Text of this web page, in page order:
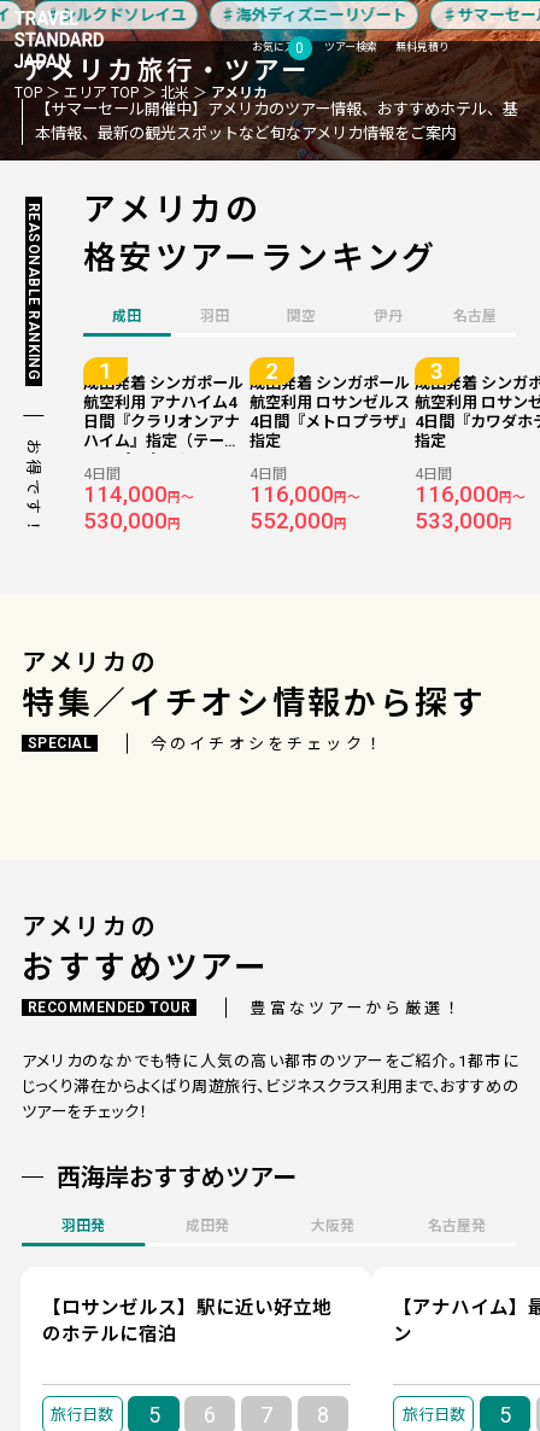
お気に入り
0 無料見積り
ツアー検索
TOP エリア TOP 北米 アメリカ
アメリカ 旅行・ツアー
【サマーセール開催中】アメリカのツアー情報、おすすめホテル、基
本情報、最新の観光スポットなど旬なアメリカ情報をご案内
シルクドソレイユ 海外ディズニーリゾート サマーセール
アメリカの
格安ツアーランキング
REASONABLE RANKING
お得です！
成田 羽田 関空 伊丹 名古屋
成田発着 シンガポール
航空利用 アナハイム4
日間『クラリオンアナ
ハイム』指定（テー
手配も可能です♪）
4日間
114,000円～
530,000円
成田発着 シンガポール
航空利用 ロサンゼルス
4日間『メトロプラザ』
指定
4日間
116,000 円～
552,000 円
成田発着 シンガ
航空利用 ロサン
4日間『カワダホ
指定
4日間
116,000円～
533,000円
アメリカの
特集／イチオシ情報から探す
SPECIAL 今のイチオシをチェック！
アメリカの
おすすめツアー
RECOMMENDED TOUR 豊富なツアーから厳選！
アメリカのなかでも特に人気の高い都市のツアーをご紹介。1都市に
じっくり滞在からよくばり周遊旅行、ビジネスクラス利用まで、おすすめの
ツアーをチェック！
西海岸おすすめツアー
羽田発 成田発 大阪発 名古屋発
【ロサンゼルス】駅に近い好立地
のホテルに宿泊
5 6 7 8
【アナハイム
ン
5